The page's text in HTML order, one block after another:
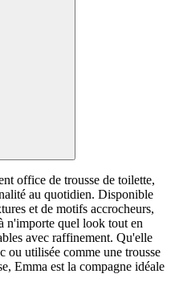
office de trousse de toilette,
au quotidien. Disponible
et de motifs accrocheurs,
n'importe quel look tout en
avec raffinement. Qu'elle
ou utilisée comme une trousse
Emma est la compagne idéale